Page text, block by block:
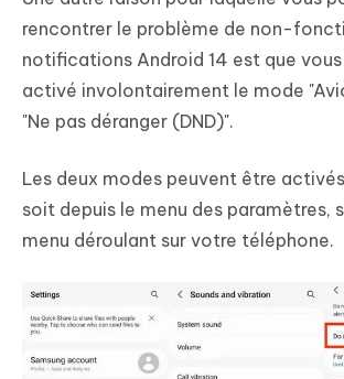
rencontrer le problème de non-
notifications Android 14 est que
activé involontairement le mode
"Ne pas déranger (DND)".
Les deux modes peuvent être
soit depuis le menu des paramètres,
menu déroulant sur votre téléphone.